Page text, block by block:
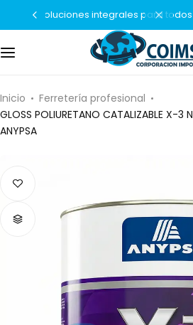
soluciones integrales para todos los
Inicio
Ferretería profesional
GLOSS POLIURETANO CATALIZABLE X-3
ANYPSA
Soluciones Automotrices
Ferretería profesional
Línea industrial